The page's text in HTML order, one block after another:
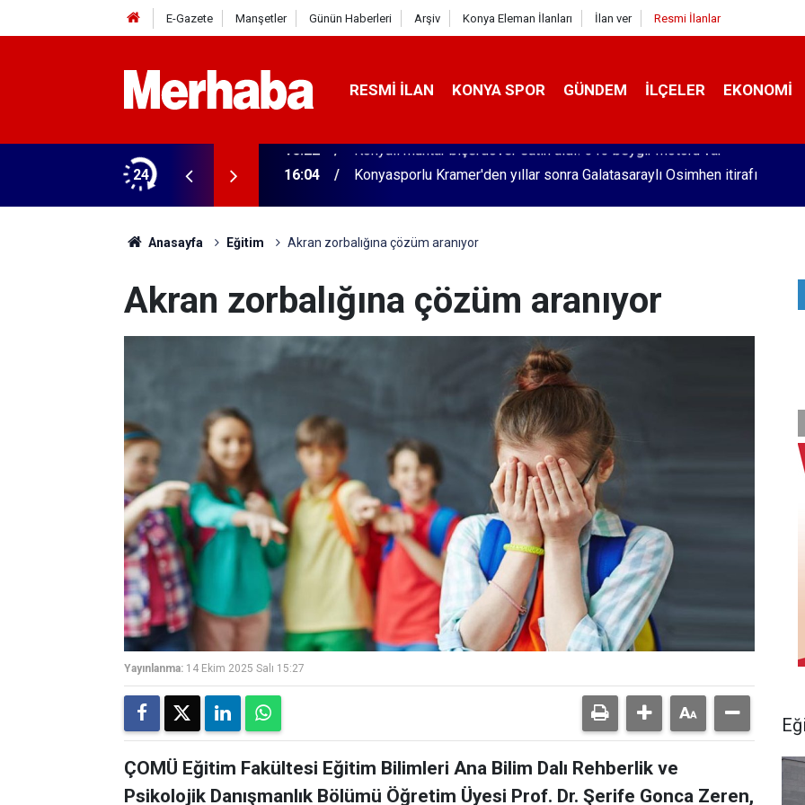
E-Gazete Manşetler Günün Haberleri Arşiv Konya Eleman İlanları İlan ver Resmi İlanlar
RESMI İLAN KONYA SPOR GÜNDEM İLÇELER EKONOMI
24
313 beygir motoru var 16:04 Konyasporlu Kramer'den yıllar sonra Galatasaraylı Osimhen itirafı
Anasayfa Eğitim Akran zorbalığına çözüm aranıyor
Akran zorbalığına çözüm aranıyor
Yayınlanma: 14 Ekim 2025 Salı 15:27
ÇOMÜ Eğitim Fakültesi Eğitim Bilimleri Ana Bilim Dalı Rehberlik ve
Psikolojik Danışmanlık Bölümü Öğretim Üyesi Prof. Dr. Şerife Gonca Zeren,